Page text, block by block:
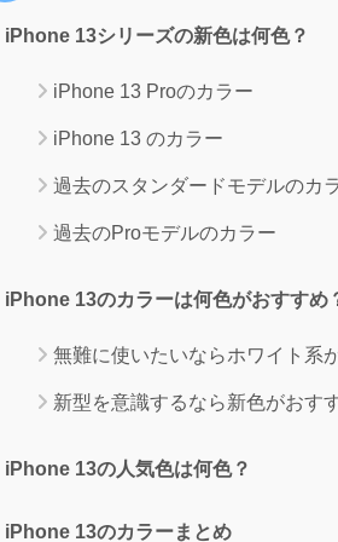
iPhone 13シリーズの新色は何色？
iPhone 13 Proのカラー
iPhone 13 のカラー
過去のスタンダードモデルのカ
過去のProモデルのカラー
iPhone 13のカラーは何色がおすすめ
無難に使いたいならホワイト系
新型を意識するなら新色がおす
iPhone 13の人気色は何色？
iPhone 13のカラーまとめ